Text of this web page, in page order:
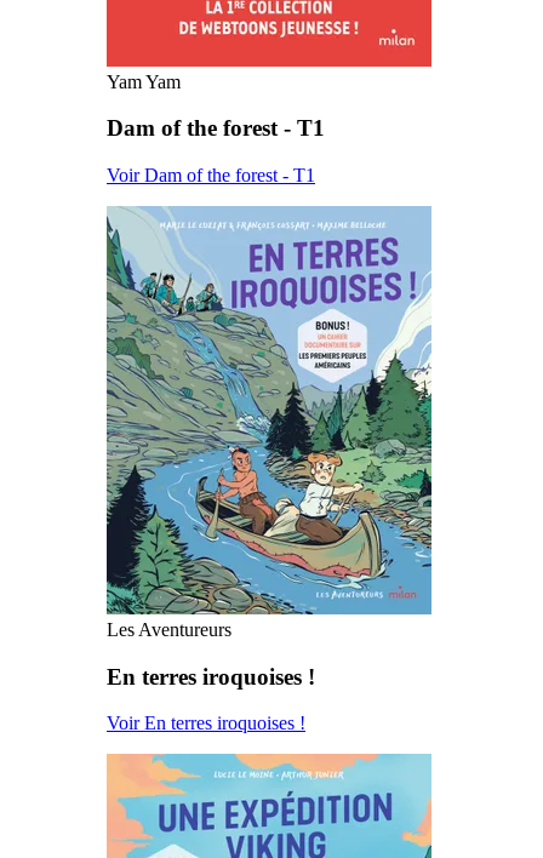
Yam Yam
Dam of the forest - T1
Voir Dam of the forest - T1
Les Aventureurs
En terres iroquoises !
Voir En terres iroquoises !